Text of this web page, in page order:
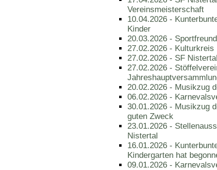
Vereinsmeisterschaft
10.04.2026 -
Kinder
20.03.2026 -
27.02.2026 -
27.02.2026 - SF
27.02.2026 -
20.02.2026 - Musikzug
06.02.2026 -
30.01.2026 - Musikzug
guten Zweck
23.01.2026 -
Nistertal
16.01.2026 -
Kindergarten hat
09.01.2026 -